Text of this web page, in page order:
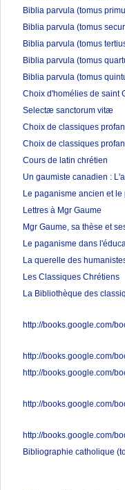
Biblia parvula (tomus
Biblia parvula (tomus
Biblia parvula (tomus
Biblia parvula (tomus
Biblia parvula (tomus
Choix d'homélies de saint
Selectæ sanctorum vitæ
Choix de classiques
Choix de classiques
Cours de latin chrétien
Un gaumiste canadien :
Le paganisme ancien et
Lettres à Mgr Gaume
Mgr Gaume, sa thèse et
Le paganisme dans
La querelle des
Les Classiques Chrétiens
La Bibliothèque des
http://books.google.com/
http://books.google.com/
http://books.google.com/
http://books.google.com/
http://books.google.com/
Bibliographie catholique